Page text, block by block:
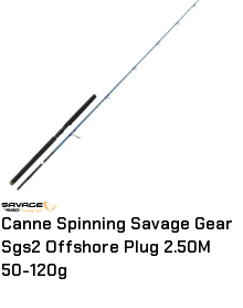
Canne Spinning Savage Gear
Sgs2 Offshore Plug 2.50M
50-120g